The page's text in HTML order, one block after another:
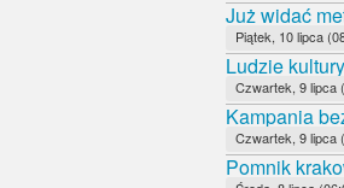
Już widać
Piątek, 10 lipca
Ludzie
Czwartek, 9 lipca
Kampania
Czwartek, 9 lipca
Pomnik